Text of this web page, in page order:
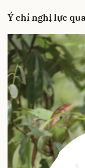
Ý chí nghị lực